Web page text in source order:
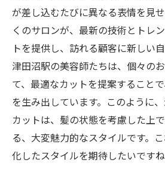
が差し込むたびに異なる表情を見
くのサロンが、最新の技術とトレ
トを提供し、訪れる顧客に新しい
津田沼駅の美容師たちは、個々の
て、最適なカットを提案すること
を生み出しています。このように
カットは、髪の状態を考慮した上
る、大変魅力的なスタイルです。
化したスタイルを期待したいですね